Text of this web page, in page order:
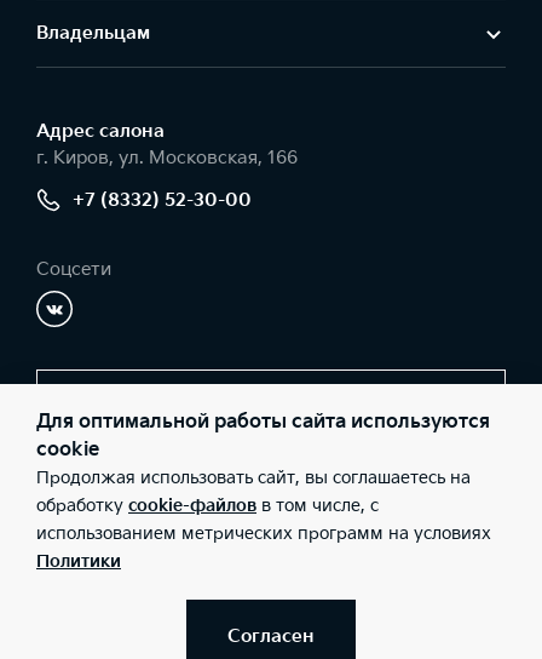
Владельцам
Адрес салонa
г. Киров, ул. Московская, 166
+7 (8332) 52-30-00
Соцсети
© 2026 Юридические лица ООО «Автомотор» (Фактический
адрес: г. Киров, ул. Московская, 166; Телефон: +7 (8332) 52-30-
00; ИНН: 4345338119; ОГРН: 1124345020359), ООО «Киа Россия
и СНГ» (Фактический адрес: г.Москва, Валовая 26; Телефон: 8
800 301 08 80; ИНН: 7728674093; ОГРН: 5087746291760) ведут
получению на территории РФ. Информация о соответствующих
моделях и комплектациях и их наличии, ценах, возможных
Для оптимальной работы сайта используются
cookie
Продолжая использовать сайт, вы соглашаетесь на
обработку cookie-файлов в том числе, с
использованием метрических программ на условиях
Политики
Согласен